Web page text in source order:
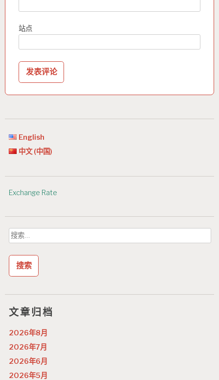
站点
English
中文 (中国)
Exchange Rate
搜
索：
文章归档
2026年8月
2026年7月
2026年6月
2026年5月